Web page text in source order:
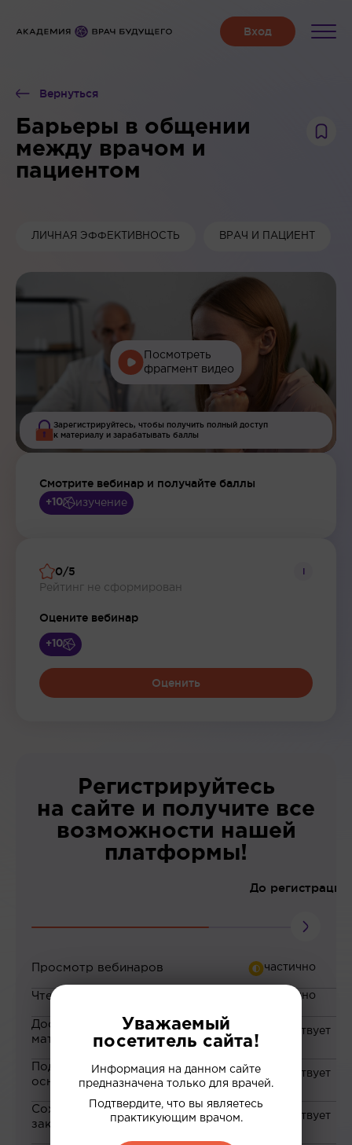
Вернуться
Барьеры в общении
между врачом и
пациентом
ЛИЧНАЯ ЭФФЕКТИВНОСТЬ ВРАЧ И ПАЦИЕНТ
Посмотреть
фрагмент видео
Зарегистрируйтесь, чтобы получить полный доступ
к материалу и зарабатывать баллы
Смотрите вебинар и получайте баллы
+10 изучение
0/5
Рейтинг не сформирован
i
Оцените вебинар
+10
Оценить
Регистрируйтесь
на сайте и получите все
возможности нашей
платформы!
До регистрации
Просмотр вебинаров
Чтение статей
Доступ к закрытым
материалам
Подборка материалов на
основе ваших интересов
Сохранение материалов в
закладки
Уважаемый
посетитель сайта!
Информация на данном сайте
предназначена только для врачей.
Подтвердите, что вы являетесь
практикующим врачом.